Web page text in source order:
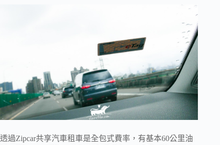
透過Zipcar共享汽車租車是全包式費率，有基本60公里油